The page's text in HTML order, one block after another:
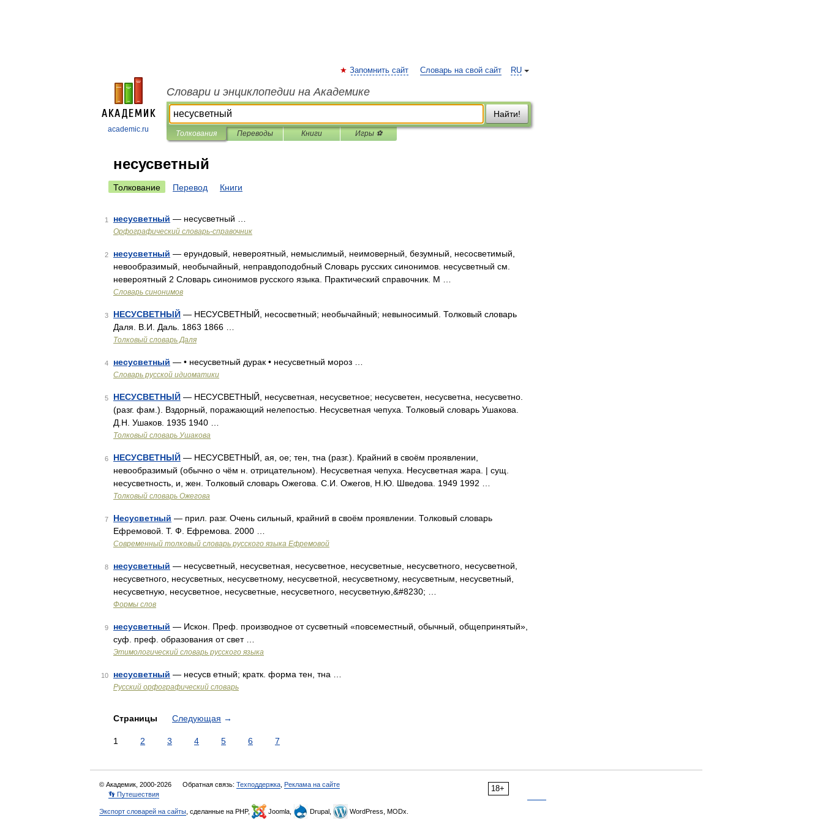
academic.ru
RU
Запомнить сайт Словарь на свой сайт
Словари и энциклопедии на Академике
Найти!
Толкования Переводы Книги Игры ⚽
несусветный
Толкование Перевод Книги
1 несусветный — несусветный …
Орфографический словарь-справочник
2 несусветный — ерундовый, невероятный, немыслимый, неимоверный, безумный, несосветимый,
невообразимый, необычайный, неправдоподобный Словарь русских синонимов. несусветный см.
невероятный 2 Словарь синонимов русского языка. Практический справочник. М …
Словарь синонимов
3 НЕСУСВЕТНЫЙ — НЕСУСВЕТНЫЙ, несосветный; необычайный; невыносимый. Толковый словарь
Даля. В.И. Даль. 1863 1866 …
Толковый словарь Даля
4 несусветный — • несусветный дурак • несусветный мороз …
Словарь русской идиоматики
5 НЕСУСВЕТНЫЙ — НЕСУСВЕТНЫЙ, несусветная, несусветное; несусветен, несусветна, несусветно.
(разг. фам.). Вздорный, поражающий нелепостью. Несусветная чепуха. Толковый словарь Ушакова.
Д.Н. Ушаков. 1935 1940 …
Толковый словарь Ушакова
6 НЕСУСВЕТНЫЙ — НЕСУСВЕТНЫЙ, ая, ое; тен, тна (разг.). Крайний в своём проявлении,
невообразимый (обычно о чём н. отрицательном). Несусветная чепуха. Несусветная жара. | сущ.
несусветность, и, жен. Толковый словарь Ожегова. С.И. Ожегов, Н.Ю. Шведова. 1949 1992 …
Толковый словарь Ожегова
7 Несусветный — прил. разг. Очень сильный, крайний в своём проявлении. Толковый словарь
Ефремовой. Т. Ф. Ефремова. 2000 …
Современный толковый словарь русского языка Ефремовой
8 несусветный — несусветный, несусветная, несусветное, несусветные, несусветного, несусветной,
несусветного, несусветных, несусветному, несусветной, несусветному, несусветным, несусветный,
несусветную, несусветное, несусветные, несусветного, несусветную,&#8230; …
Формы слов
9 несусветный — Искон. Преф. производное от сусветный «повсеместный, обычный, общепринятый»,
суф. преф. образования от свет …
Этимологический словарь русского языка
10 несусветный — несусв етный; кратк. форма тен, тна …
Русский орфографический словарь
Страницы Следующая →
1 2 3 4 5 6 7
18+
© Академик, 2000-2026 Обратная связь: Техподдержка Реклама на сайте
👣 Путешествия
Экспорт словарей на сайты , сделанные на PHP, Joomla, Drupal, WordPress, MODx.